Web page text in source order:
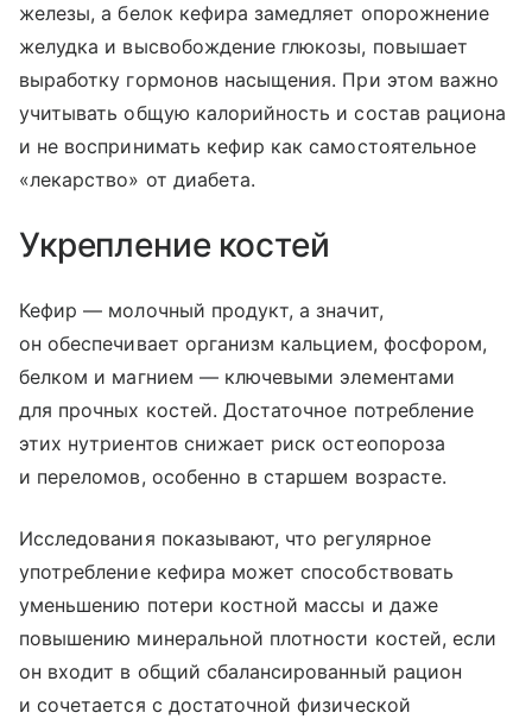
железы, а белок кефира замедляет опорожнение
желудка и высвобождение глюкозы, повышает
выработку гормонов насыщения. При этом важно
учитывать общую калорийность и состав рациона
и не воспринимать кефир как самостоятельное
«лекарство» от диабета.
Укрепление костей
Кефир — молочный продукт, а значит,
он обеспечивает организм кальцием, фосфором,
белком и магнием — ключевыми элементами
для прочных костей. Достаточное потребление
этих нутриентов снижает риск остеопороза
и переломов, особенно в старшем возрасте.
Исследования показывают, что регулярное
употребление кефира может способствовать
уменьшению потери костной массы и даже
повышению минеральной плотности костей, если
он входит в общий сбалансированный рацион
и сочетается с достаточной физической